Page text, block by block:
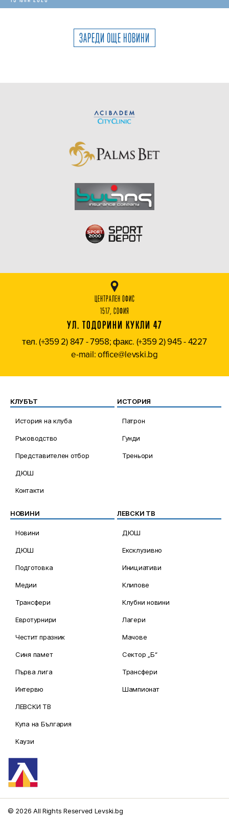
ЗАРЕДИ ОЩЕ НОВИНИ
ЦЕНТРАЛЕН ОФИС
1517, СОФИЯ
УЛ. ТОДОРИНИ КУКЛИ 47
тел. (+359 2) 847 - 7958; факс. (+359 2) 945 - 4227
e-mail: office@levski.bg
КЛУБЪТ
История на клуба
Ръководство
Представителен отбор
ДЮШ
Контакти
ИСТОРИЯ
Патрон
Гунди
Треньори
НОВИНИ
Новини
ДЮШ
Подготовка
Медии
Трансфери
Евротурнири
Честит празник
Синя памет
Първа лига
Интервю
ЛЕВСКИ ТВ
Купа на България
Каузи
ЛЕВСКИ ТВ
ДЮШ
Ексклузивно
Инициативи
Клипове
Клубни новини
Лагери
Мачове
Сектор „Б“
Трансфери
Шампионат
© 2026 All Rights Reserved Levski.bg